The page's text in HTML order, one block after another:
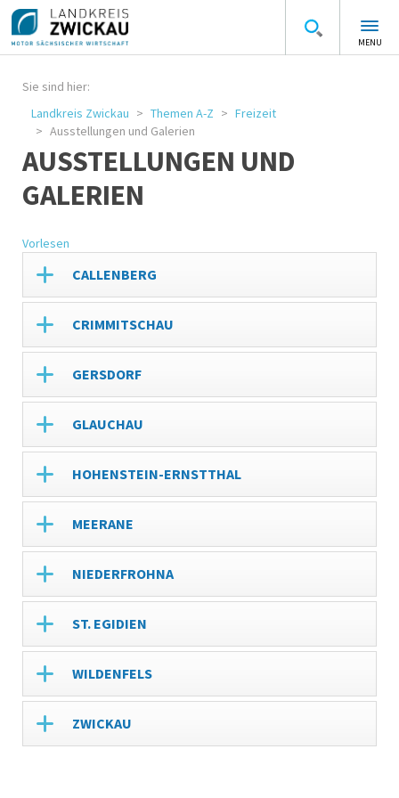
MENU
Sie sind hier:
Landkreis Zwickau
Themen A-Z
Freizeit
Ausstellungen und Galerien
AUSSTELLUNGEN UND
GALERIEN
Vorlesen
CALLENBERG
CRIMMITSCHAU
GERSDORF
GLAUCHAU
HOHENSTEIN-ERNSTTHAL
MEERANE
NIEDERFROHNA
ST. EGIDIEN
WILDENFELS
ZWICKAU